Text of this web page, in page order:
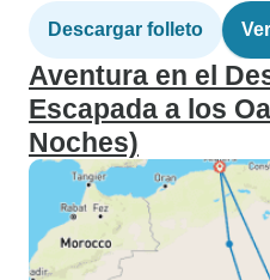
Descargar folleto
Aventura en el
Escapada a los
Noches)